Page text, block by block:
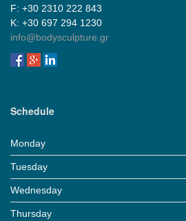
F: +30 2310 222 843
Κ: +30 697 294 1230
info@bodysculpture.gr
Schedule
Monday
Tuesday
Wednesday
Thursday